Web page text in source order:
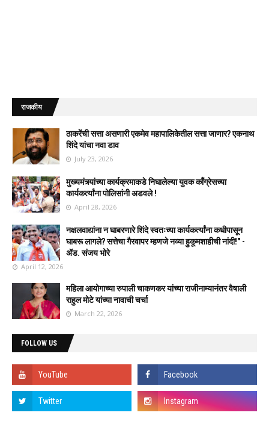
राजकीय
ठाकरेंची सत्ता असणारी एकमेव महापालिकेतील सत्ता जाणार? एकनाथ
शिंदे यांचा नवा डाव
July 23, 2026
मुख्यमंत्र्यांच्या कार्यक्रमाकडे निघालेल्या युवक काँग्रेसच्या
कार्यकर्त्यांना पोलिसांनी अडवले !
April 28, 2026
नक्षलवाद्यांना न घाबरणारे शिंदे स्वतःच्या कार्यकर्त्यांना कधीपासून
घाबरू लागले? सत्तेचा गैरवापर म्हणजे नव्या हुकूमशाहीची नांदी!" -
ॲड. संजय भोरे
April 12, 2026
महिला आयोगाच्या रुपाली चाकणकर यांच्या राजीनाम्यानंतर वैषाली
राहुल मोटे यांच्या नावाची चर्चा
March 22, 2026
FOLLOW US